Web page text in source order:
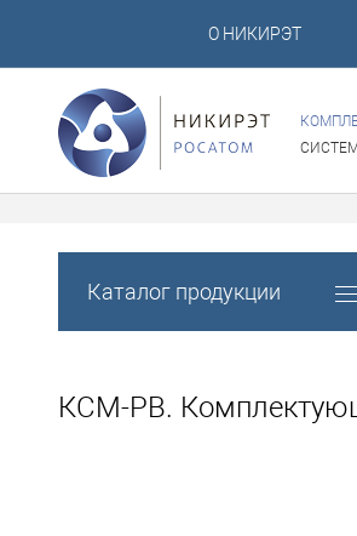
О НИКИРЭТ
Каталог продукции
КСМ-РВ.